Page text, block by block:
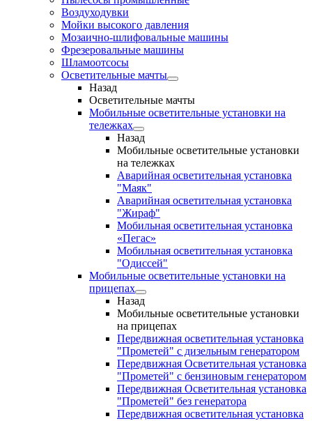
Воздуходувки
Мойки высокого давления
Мозаично-шлифовальные машины
Фрезеровальные машины
Шламоотсосы
Осветительные мачты
Назад
Осветительные мачты
Мобильные осветительные установки на
тележках
Назад
Мобильные осветительные установки
на тележках
Аварийная осветительная установка
"Маяк"
Аварийная осветительная установка
"Жираф"
Мобильная осветительная установка
«Пегас»
Мобильная осветительная установка
"Одиссей"
Мобильные осветительные установки на
прицепах
Назад
Мобильные осветительные установки
на прицепах
Передвижная осветительная установка
"Прометей" с дизельным генератором
Передвижная Осветительная установка
"Прометей" с бензиновым генератором
Передвижная Осветительная установка
"Прометей" без генератора
Передвижная осветительная установка